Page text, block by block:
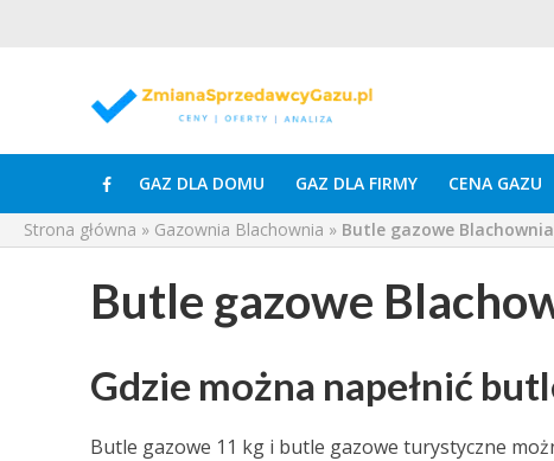
GAZ DLA DOMU GAZ DLA FIRMY CENA GAZU
Strona główna » Gazownia Blachownia » Butle gazowe Blachownia
Butle gazowe
Gdzie można napełnić
Butle gazowe 11 kg i butle gazowe turystyczne